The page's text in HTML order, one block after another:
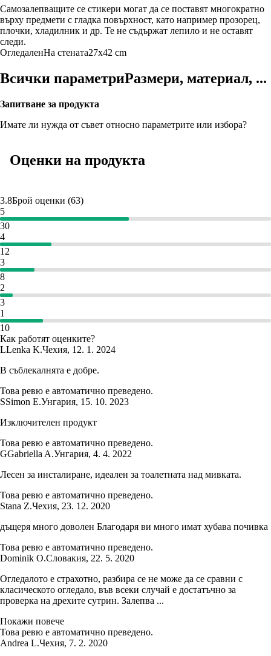
Самозалепващите се стикери могат да се поставят многократно
върху предмети с гладка повърхност, като например прозорец,
плочки, хладилник и др. Те не съдържат лепило и не оставят
следи.
ОгледаленНа стената27x42 cm
Всички параметриРазмери, материал, ...
Запитване за продукта
Имате ли нужда от съвет относно параметрите или избора?
Оценки на продукта
3.8Брой оценки (63)
5
30
4
12
3
8
2
3
1
10
Как работят оценките?
LLenka K.Чехия, 12. 1. 2024
В съблекалнята е добре.
Това ревю е автоматично преведено.
SSimon E.Унгария, 15. 10. 2023
Изключителен продукт
Това ревю е автоматично преведено.
GGabriella A.Унгария, 4. 4. 2022
Лесен за инсталиране, идеален за тоалетната над мивката.
Това ревю е автоматично преведено.
Stana Z.Чехия, 23. 12. 2020
дъщеря много доволен Благодаря ви много имат хубава почивка
Това ревю е автоматично преведено.
Dominik O.Словакия, 22. 5. 2020
Огледалото е страхотно, разбира се не може да се сравни с
класическото огледало, във всеки случай е достатъчно за
проверка на дрехите сутрин. Залепва ...
Покажи повече
Това ревю е автоматично преведено.
Andrea L.Чехия, 7. 2. 2020